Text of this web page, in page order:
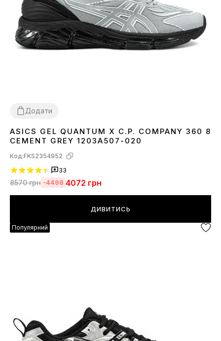
Додати
40 4142 4344 45
ASICS GEL QUANTUM X C.P. COMPANY 360 8
CEMENT GREY 1203A507-020
Код:FKS2354952
33
8570грн -4498 4072 грн
ДИВИТИСЬ
Популярний